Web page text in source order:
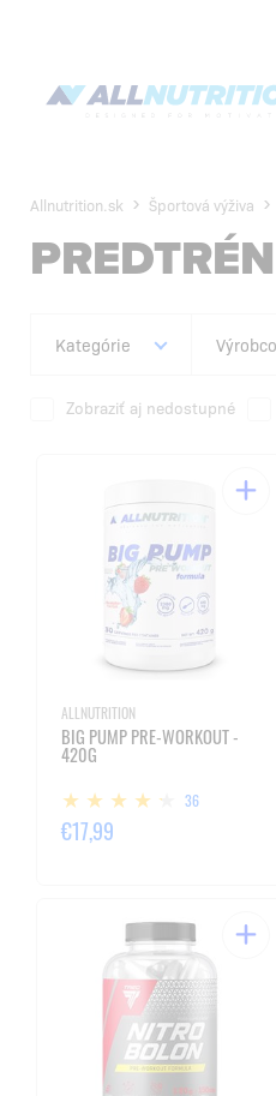
Allnutrition.sk Športová výživa
Kategórie
Zobraziť aj nedostupné
ALLNUTRITION
BIG PUMP PRE-WORKOUT -
420G
36
€17,99